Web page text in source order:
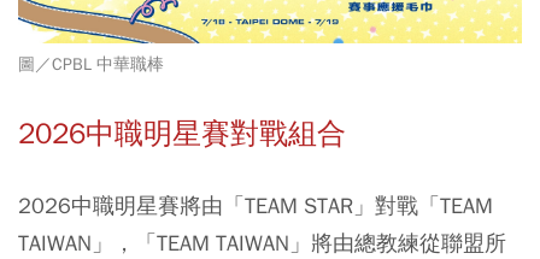
圖／CPBL 中華職棒
2026中職明星賽對戰組合
2026中職明星賽將由「TEAM STAR」對戰「TEAM
TAIWAN」，「TEAM TAIWAN」將由總教練從聯盟所